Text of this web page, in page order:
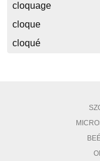
cloquage
cloque
cloqué